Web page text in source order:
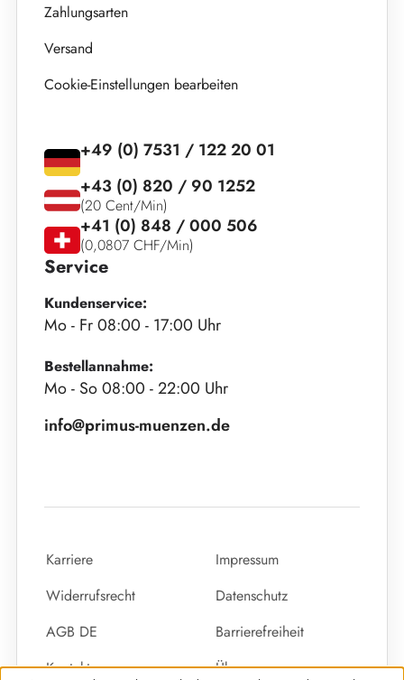
Zahlungsarten
Versand
Cookie-Einstellungen bearbeiten
Service
Kundenservice:
Mo - Fr 08:00 - 17:00 Uhr
Bestellannahme:
Mo - So 08:00 - 22:00 Uhr
info@primus-muenzen.de
+49 (0) 7531 / 122 20 01
+43 (0) 820 / 90 1252
(20 Cent/Min)
+41 (0) 848 / 000 506
(0,0807 CHF/Min)
Karriere
Impressum
Widerrufsrecht
Datenschutz
AGB DE
Barrierefreiheit
Kontakt
Über uns